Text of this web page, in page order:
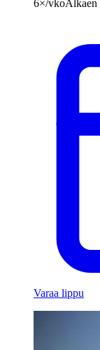
6×/vkoAlkaen
Varaa lippu